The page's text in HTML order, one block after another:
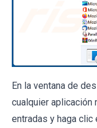
En la ventana de
cualquier aplicación
entradas y haga clic